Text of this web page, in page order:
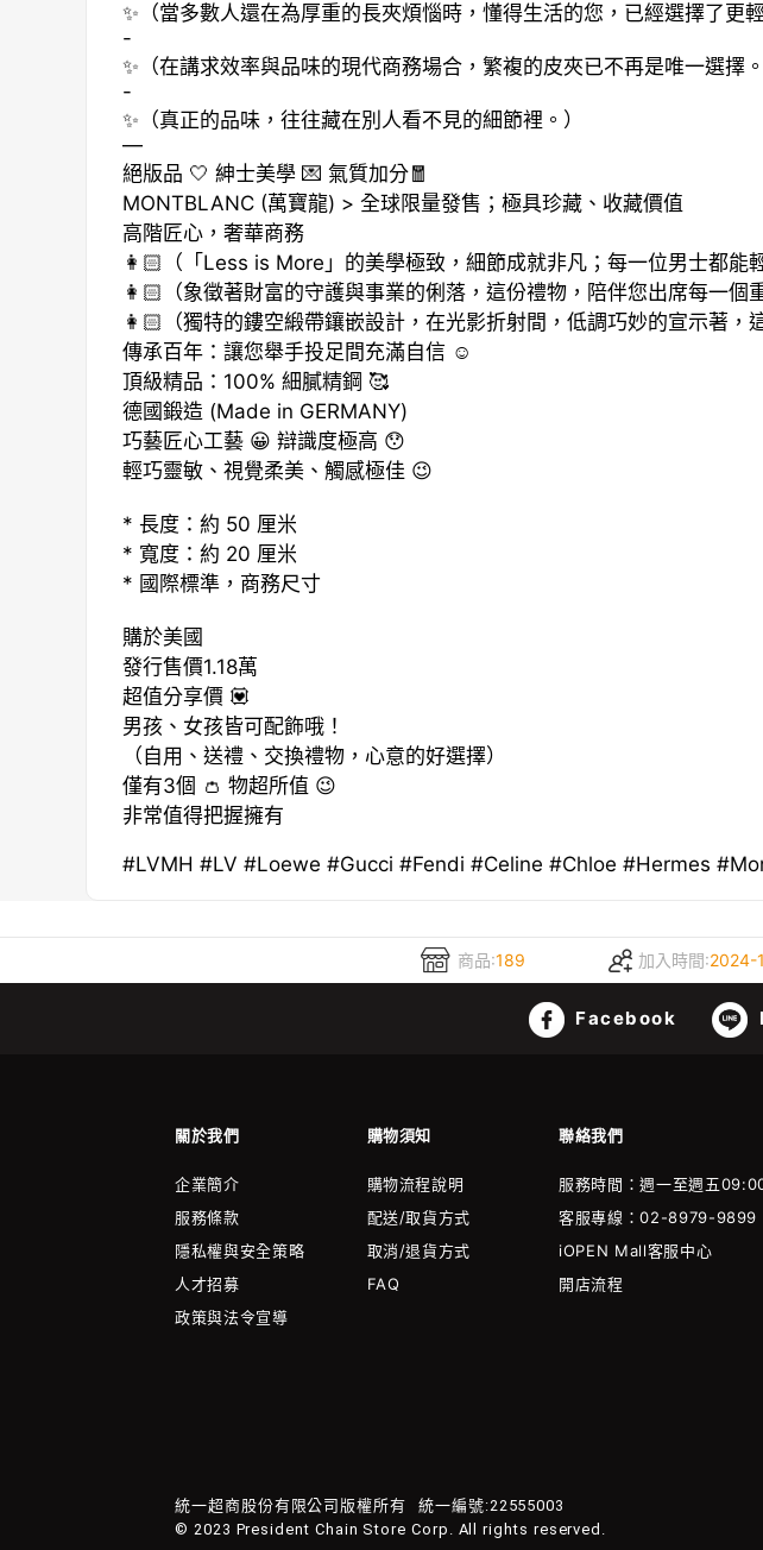
✨（當多數人還在為厚重的長夾煩惱時，懂得生活的您，已經選擇了更
-
✨（在講求效率與品味的現代商務場合，繁複的皮夾已不再是唯一選擇。
-
✨（真正的品味，往往藏在別人看不見的細節裡。）
—
絕版品 🤍 紳士美學 💌 氣質加分🧧
MONTBLANC (萬寶龍) > 全球限量發售；極具珍藏、收藏價值
高階匠心，奢華商務
👩🏻（「Less is More」的美學極致，細節成就非凡；每一位男士都能
👩🏻（象徵著財富的守護與事業的俐落，這份禮物，陪伴您出席每一個
👩🏻（獨特的鏤空緞帶鑲嵌設計，在光影折射間，低調巧妙的宣示著，
傳承百年：讓您舉手投足間充滿自信 ☺️
頂級精品：100% 細膩精鋼 🥰
德國鍛造 (Made in GERMANY)
巧藝匠心工藝 😀 辯識度極高 😯
輕巧靈敏、視覺柔美、觸感極佳 😉
* 長度：約 50 厘米
* 寬度：約 20 厘米
* 國際標準，商務尺寸
購於美國
發行售價1.18萬
超值分享價 💟
男孩、女孩皆可配飾哦！
（自用、送禮、交換禮物，心意的好選擇）
僅有3個 👛 物超所值 😉
非常值得把握擁有
#LVMH #LV #Loewe #Gucci #Fendi #Celine #Chloe #Hermes
商品:189 加入時間:2024-
Facebook
關於我們 購物須知 聯絡我們
企業簡介
服務條款
隱私權與安全策略
人才招募
政策與法令宣導
購物流程說明
配送/取貨方式
取消/退貨方式
FAQ
服務時間：週一至週五
客服專線：02-8979-9899
iOPEN Mall客服中心
開店流程
統一超商股份有限公司版權所有
統一編號:22555003
© 2023 President Chain Store Corp. All rights reserved.